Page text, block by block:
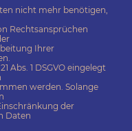
nicht mehr benötigen,
Rechtsansprüchen
Ihrer
Abs. 1 DSGVO eingelegt
werden. Solange
der
Daten